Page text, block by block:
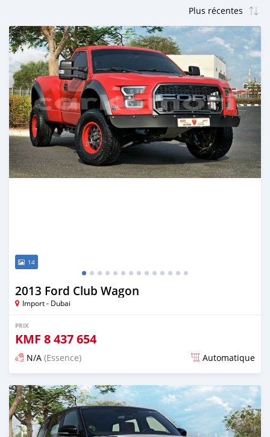
14
2013 Ford Club Wagon
Import - Dubai
PRIX
KMF 8 437 654
N/A (Essence) Automatique
Publié il y a presque 6 ans